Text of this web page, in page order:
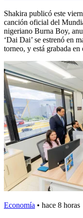
Shakira publicó este
canción oficial del
nigeriano Burna Boy,
‘Dai Dai’ se estrenó en
torneo, y está grabada
Economía • hace 8 horas